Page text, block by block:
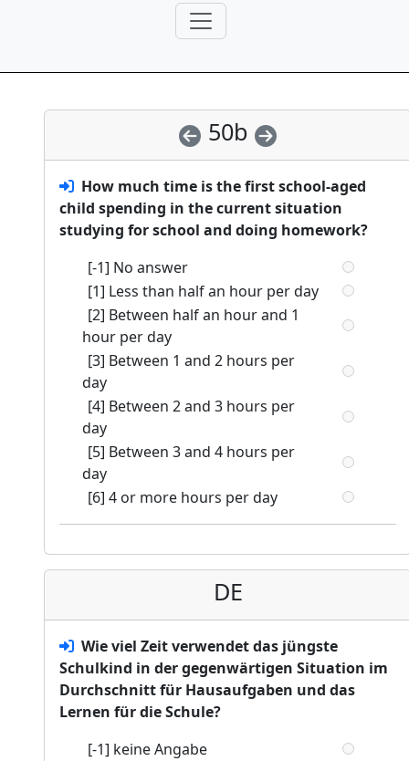
50b
How much time is the first school-aged
child spending in the current situation
studying for school and doing homework?
[-1] No answer
[1] Less than half an hour per day
[2] Between half an hour and 1
hour per day
[3] Between 1 and 2 hours per
day
[4] Between 2 and 3 hours per
day
[5] Between 3 and 4 hours per
day
[6] 4 or more hours per day
DE
Wie viel Zeit verwendet das jüngste
Schulkind in der gegenwärtigen Situation im
Durchschnitt für Hausaufgaben und das
Lernen für die Schule?
[-1] keine Angabe